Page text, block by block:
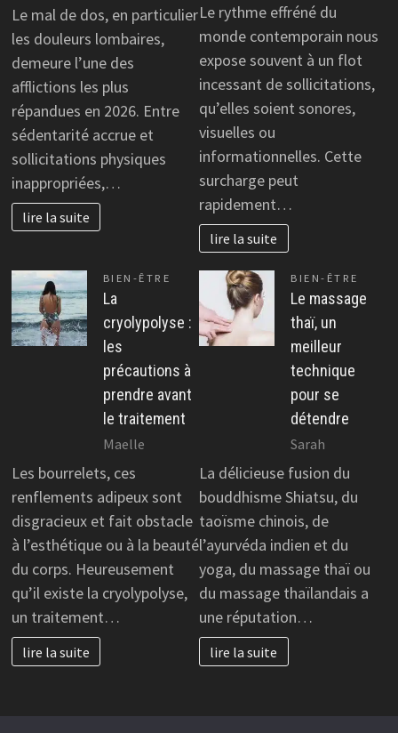
Le mal de dos, en particulier
les douleurs lombaires,
demeure l’une des
afflictions les plus
répandues en 2026. Entre
sédentarité accrue et
sollicitations physiques
inappropriées,…
lire la suite
Le rythme effréné du
monde contemporain nous
expose souvent à un flot
incessant de sollicitations,
qu’elles soient sonores,
visuelles ou
informationnelles. Cette
surcharge peut
rapidement…
lire la suite
BIEN-ÊTRE
La
cryolypolyse :
les
précautions à
prendre avant
le traitement
Maelle
Les bourrelets, ces
renflements adipeux sont
disgracieux et fait obstacle
à l’esthétique ou à la beauté
du corps. Heureusement
qu’il existe la cryolypolyse,
un traitement…
lire la suite
BIEN-ÊTRE
Le massage
thaï, un
meilleur
technique
pour se
détendre
Sarah
La délicieuse fusion du
bouddhisme Shiatsu, du
taoïsme chinois, de
l’ayurvéda indien et du
yoga, du massage thaï ou
du massage thaïlandais a
une réputation…
lire la suite